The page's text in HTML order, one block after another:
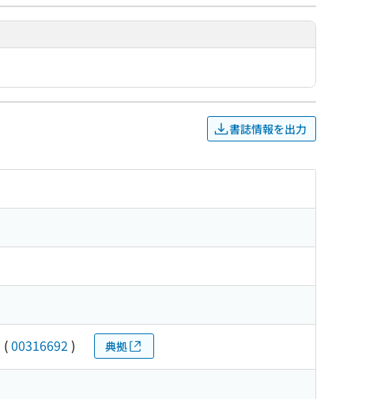
書誌情報を出力
(00316692 ) 典拠